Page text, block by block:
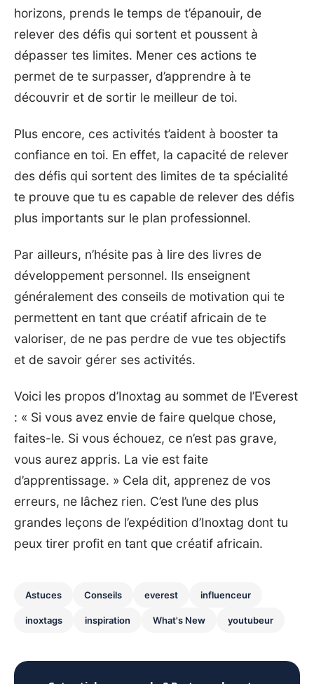
horizons, prends le temps de t’épanouir, de
relever des défis qui sortent et poussent à
dépasser tes limites. Mener ces actions te
permet de te surpasser, d’apprendre à te
découvrir et de sortir le meilleur de toi.
Plus encore, ces activités t’aident à booster ta
confiance en toi. En effet, la capacité de relever
des défis qui sortent des limites de ta spécialité
te prouve que tu es capable de relever des défis
plus importants sur le plan professionnel.
Par ailleurs, n’hésite pas à lire des livres de
développement personnel. Ils enseignent
généralement des conseils de motivation qui te
permettent en tant que créatif africain de te
valoriser, de ne pas perdre de vue tes objectifs
et de savoir gérer ses activités.
Voici les propos d’Inoxtag au sommet de l’Everest
: « Si vous avez envie de faire quelque chose,
faites-le. Si vous échouez, ce n’est pas grave,
vous aurez appris. La vie est faite
d’apprentissage. » Cela dit, apprenez de vos
erreurs, ne lâchez rien. C’est l’une des plus
grandes leçons de l’expédition d’Inoxtag dont tu
peux tirer profit en tant que créatif africain.
Astuces Conseils everest influenceur
inoxtags inspiration What's New youtubeur